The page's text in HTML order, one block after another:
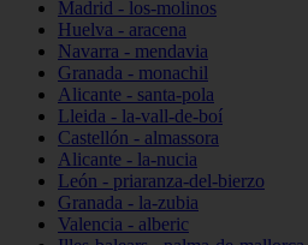
Madrid - los-molinos
Huelva - aracena
Navarra - mendavia
Granada - monachil
Alicante - santa-pola
Lleida - la-vall-de-boí
Castellón - almassora
Alicante - la-nucia
León - priaranza-del-bierzo
Granada - la-zubia
Valencia - alberic